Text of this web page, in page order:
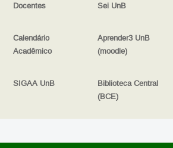
Docentes
Calendário
Acadêmico
SIGAA UnB
Sei UnB
Aprender3 UnB
(moodle)
Biblioteca Central
(BCE)